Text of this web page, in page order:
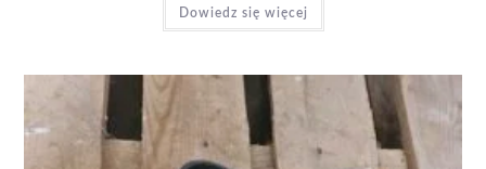
Dowiedz się więcej